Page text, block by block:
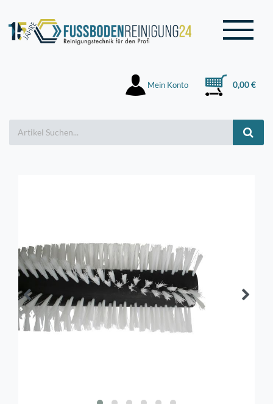
Mein Konto 0,00 €